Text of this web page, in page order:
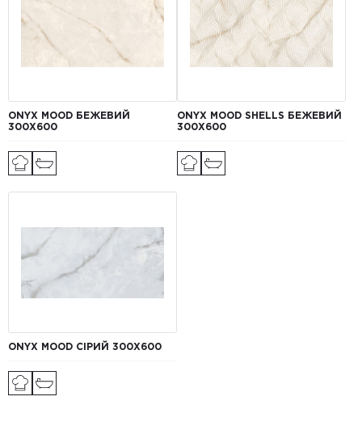
ONYX MOOD БЕЖЕВИЙ
300Х600
ONYX MOOD SHELLS БЕЖЕВИЙ
300X600
ONYX MOOD СІРИЙ 300Х600